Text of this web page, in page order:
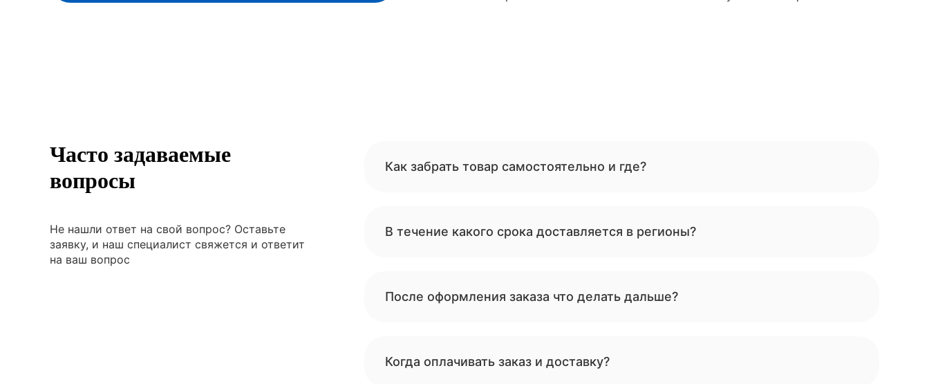
Часто задаваемые
вопросы
Не нашли ответ на свой вопрос? Оставьте
заявку, и наш специалист свяжется и ответит
на ваш вопрос
Как забрать товар самостоятельно и где?
В течение какого срока доставляется в регионы?
После оформления заказа что делать дальше?
Когда оплачивать заказ и доставку?